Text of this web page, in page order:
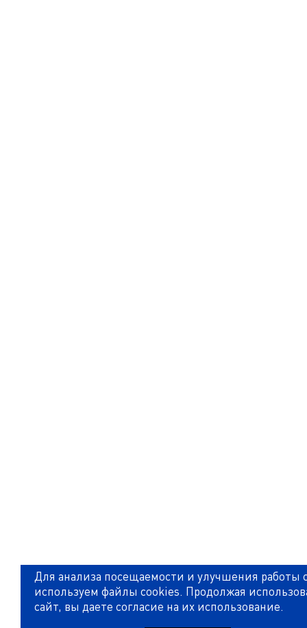
Для анализа посещаемости и улучшения работы
используем файлы cookies. Продолжая
сайт, вы даете согласие на их использование.